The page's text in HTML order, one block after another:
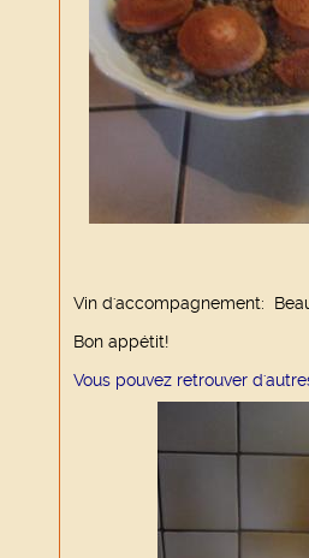
Vin d'accompagnement:
Bon appétit!
Vous pouvez retrouver